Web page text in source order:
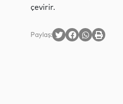
çevirir.
Paylaş: